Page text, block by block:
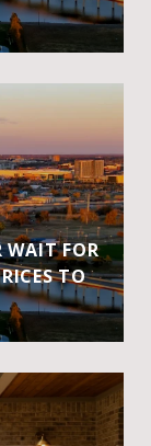
WAIT FOR
TO